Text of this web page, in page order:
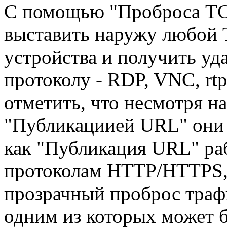
С помощью "Проброса
выставить наружу любой
устройства и получить
протоколу - RDP, VNC,
отметить, что несмотря
"Публикациией URL" они
как "Публикация URL"
протоколам HTTP/
прозрачный проброс
одним из которых может